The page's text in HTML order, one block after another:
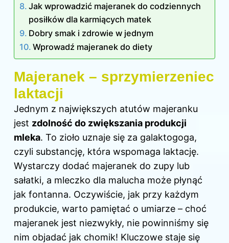
Jak wprowadzić majeranek do codziennych
posiłków dla karmiących matek
Dobry smak i zdrowie w jednym
Wprowadź majeranek do diety
Majeranek – sprzymierzeniec
laktacji
Jednym z największych atutów majeranku
jest zdolność do zwiększania produkcji
mleka. To zioło uznaje się za galaktogoga,
czyli substancję, która wspomaga laktację.
Wystarczy dodać majeranek do zupy lub
sałatki, a mleczko dla malucha może płynąć
jak fontanna. Oczywiście, jak przy każdym
produkcie, warto pamiętać o umiarze – choć
majeranek jest niezwykły, nie powinniśmy się
nim objadać jak chomik! Kluczowe staje się